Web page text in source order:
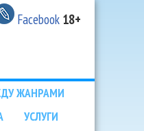
Facebook 18+
ЖАНРАМИ
УСЛУГИ